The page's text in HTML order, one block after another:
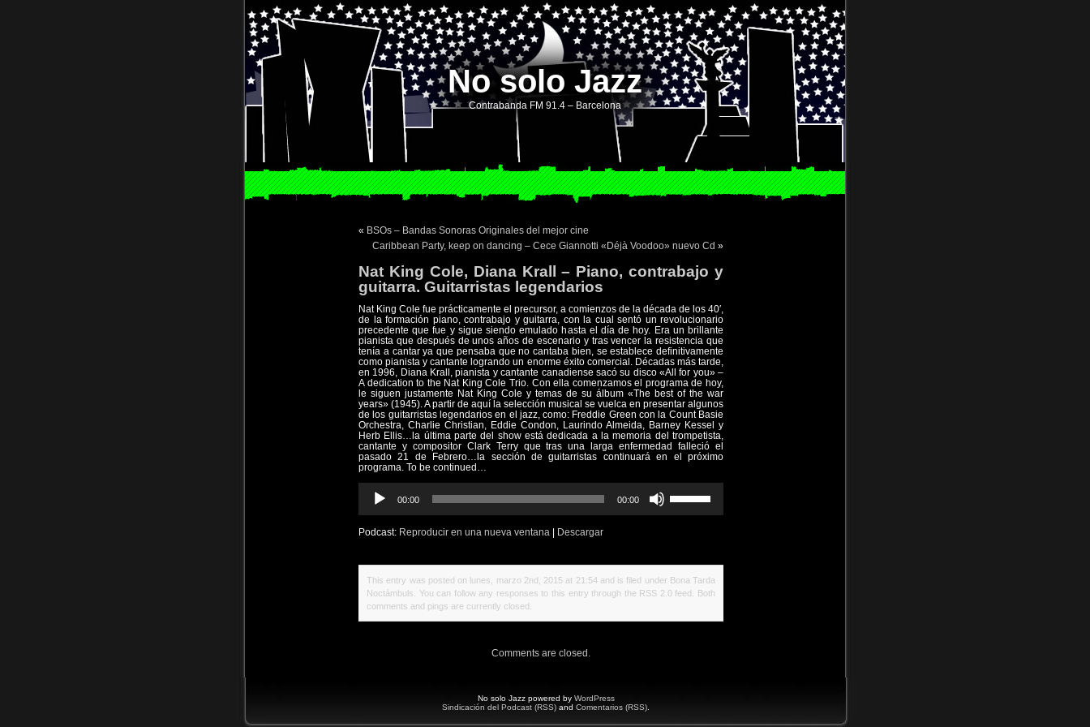
No solo Jazz
Contrabanda FM 91.4 – Barcelona
« BSOs – Bandas Sonoras Originales del mejor cine
Caribbean Party, keep on dancing – Cece Giannotti «Déjà Voodoo» nuevo Cd »
Nat King Cole, Diana Krall – Piano, contrabajo y
guitarra. Guitarristas legendarios
Nat King Cole fue prácticamente el precursor, a comienzos de la década de los 40′,
de la formación piano, contrabajo y guitarra, con la cual sentó un revolucionario
precedente que fue y sigue siendo emulado hasta el día de hoy. Era un brillante
pianista que después de unos años de escenario y tras vencer la resistencia que
tenía a cantar ya que pensaba que no cantaba bien, se establece definitivamente
como pianista y cantante logrando un enorme éxito comercial. Décadas más tarde,
en 1996, Diana Krall, pianista y cantante canadiense sacó su disco «All for you» –
A dedication to the Nat King Cole Trio. Con ella comenzamos el programa de hoy,
le siguen justamente Nat King Cole y temas de su álbum «The best of the war
years» (1945). A partir de aquí la selección musical se vuelca en presentar algunos
de los guitarristas legendarios en el jazz, como: Freddie Green con la Count Basie
Orchestra, Charlie Christian, Eddie Condon, Laurindo Almeida, Barney Kessel y
Herb Ellis…la última parte del show está dedicada a la memoria del trompetista,
cantante y compositor Clark Terry que tras una larga enfermedad falleció el
pasado 21 de Febrero…la sección de guitarristas continuará en el próximo
programa. To be continued…
Reproductor
00:00 00:00
las
arriba/abajo
para
aumentar
Podcast: Reproducir en una nueva ventana Descargar
This entry was posted on lunes, marzo 2nd, 2015 at 21:54 and is filed under Bona Tarda
Noctámbuls . You can follow any responses to this entry through the RSS 2.0feed. Both
comments and pings are currently closed.
Comments are closed.
No solo Jazz powered by WordPress
Sindicación del Podcast (RSS) and Comentarios (RSS)